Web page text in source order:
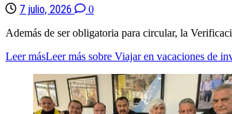
7 julio, 2026
0
Además de ser obligatoria para circular, la
Leer másLeer más sobre Viajar en vacaciones de